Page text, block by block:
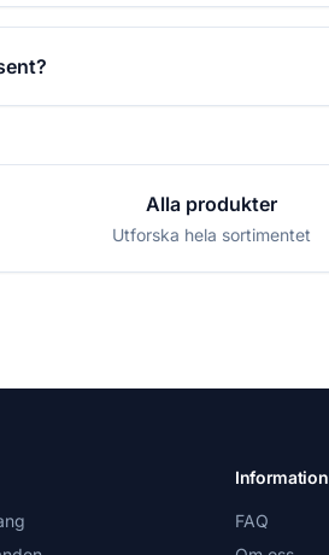
Alla produkter
Utforska hela sortimentet
Information
FAQ